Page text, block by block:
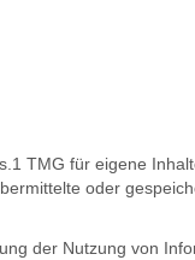
TMG für eigene
oder
der Nutzung von